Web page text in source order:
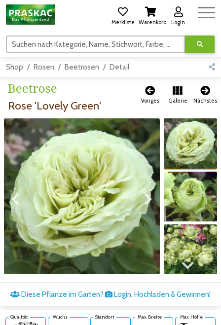
Merkliste Warenkorb Login
Suchen nach Kategorie, Name, Stichwort, Farbe, usw.
Shop Rosen Beetrosen Detail
Beetrose
Rose 'Lovely Green' Voriges Galerie Nächstes
Zum vorigen Bild Zum nächsten Bild
Zum vorigen Bild
Zum nächsten Bild
Diese Pflanze im Garten? Login, Hochladen & Gewinnen!
Qualität Wuchs Standort Max. Breite Max. Höhe